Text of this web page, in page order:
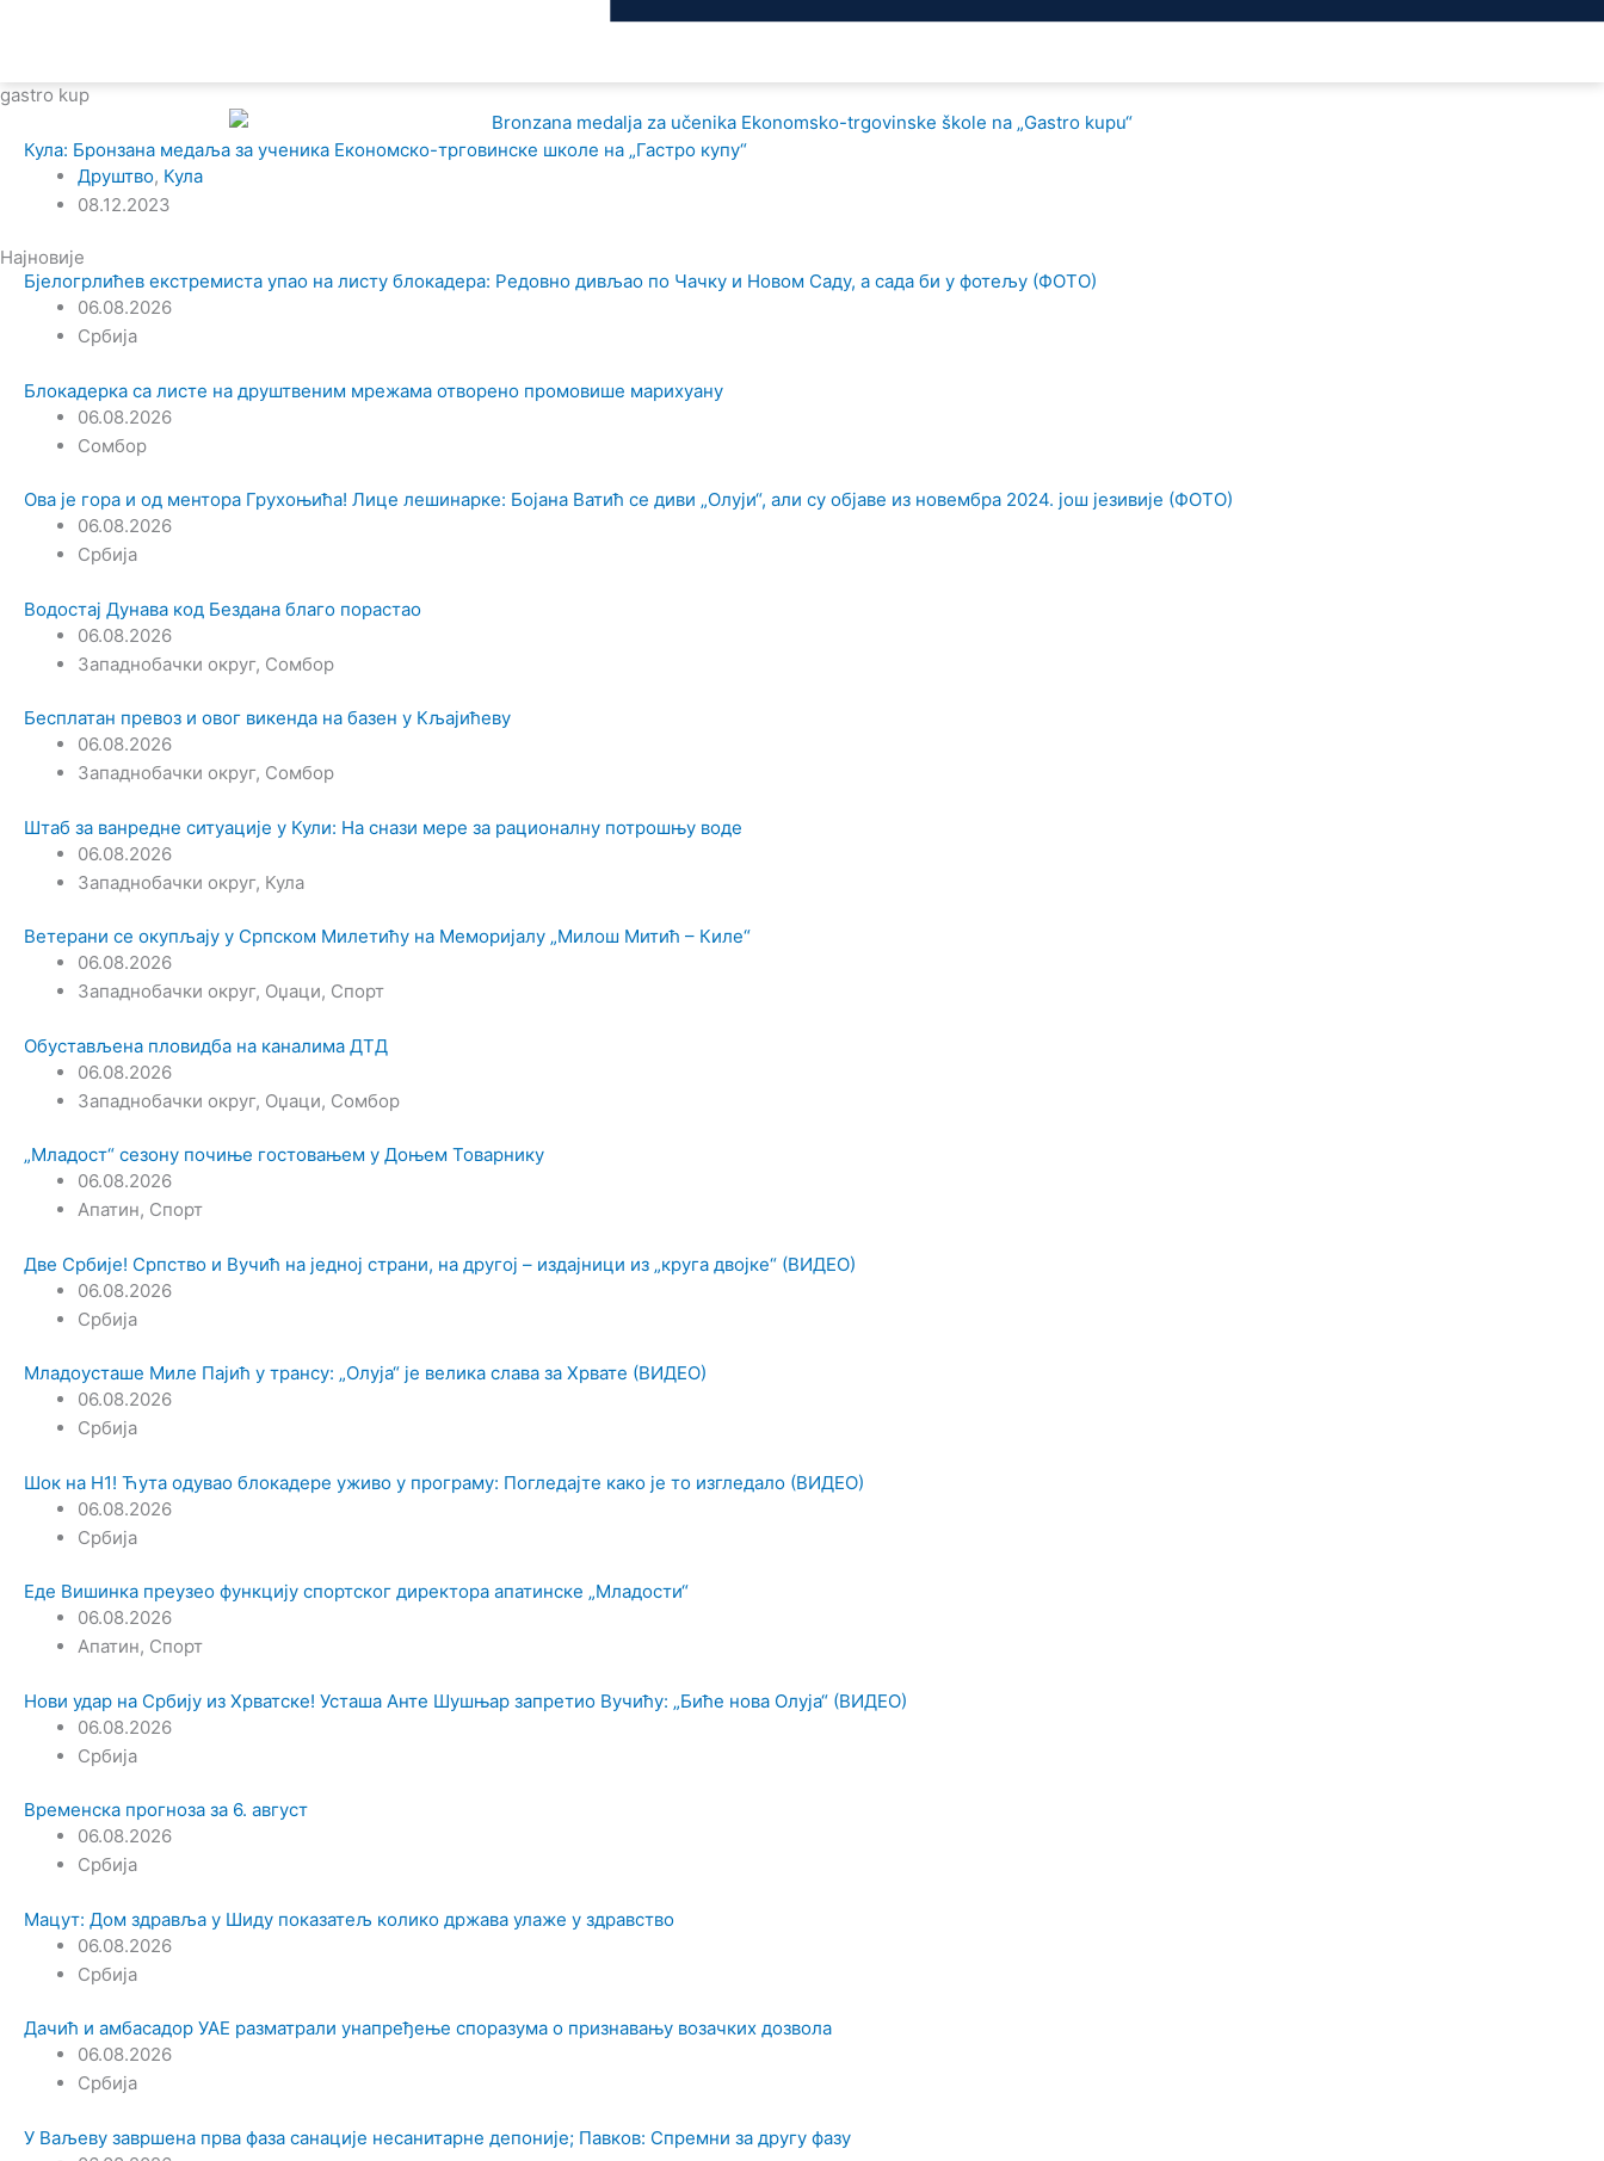
gastro kup
Кула: Бронзана медаља за ученика Економско-трговинске школе на „Гастро купу“
Друштво, Кула
08.12.2023
Најновије
Бјелогрлићев екстремиста упао на листу блокадера: Редовно дивљао по Чачку и Новом Саду, а сада би у фотељу (ФОТО)
06.08.2026
Србија
Блокадерка са листе на друштвеним мрежама отворено промовише марихуану
06.08.2026
Сомбор
Ова је гора и од ментора Грухоњића! Лице лешинарке: Бојана Ватић се диви „Олуји“, али су објаве из новембра 2024. још језивије (ФОТО)
06.08.2026
Србија
Водостај Дунава код Бездана благо порастао
06.08.2026
Западнобачки округ, Сомбор
Бесплатан превоз и овог викенда на базен у Кљајићеву
06.08.2026
Западнобачки округ, Сомбор
Штаб за ванредне ситуације у Кули: На снази мере за рационалну потрошњу воде
06.08.2026
Западнобачки округ, Кула
Ветерани се окупљају у Српском Милетићу на Меморијалу „Милош Митић – Киле“
06.08.2026
Западнобачки округ, Оџаци, Спорт
Обустављена пловидба на каналима ДТД
06.08.2026
Западнобачки округ, Оџаци, Сомбор
„Младост“ сезону почиње гостовањем у Доњем Товарнику
06.08.2026
Апатин, Спорт
Две Србије! Српство и Вучић на једној страни, на другој – издајници из „круга двојке“ (ВИДЕО)
06.08.2026
Србија
Младоусташе Миле Пајић у трансу: „Олуја“ је велика слава за Хрвате (ВИДЕО)
06.08.2026
Србија
Шок на Н1! Ћута одувао блокадере уживо у програму: Погледајте како је то изгледало (ВИДЕО)
06.08.2026
Србија
Еде Вишинка преузео функцију спортског директора апатинске „Младости“
06.08.2026
Апатин, Спорт
Нови удар на Србију из Хрватске! Усташа Анте Шушњар запретио Вучићу: „Биће нова Олуја“ (ВИДЕО)
06.08.2026
Србија
Временска прогноза за 6. август
06.08.2026
Србија
Мацут: Дом здравља у Шиду показатељ колико држава улаже у здравство
06.08.2026
Србија
Дачић и амбасадор УАЕ разматрали унапређење споразума о признавању возачких дозвола
06.08.2026
Србија
У Ваљеву завршена прва фаза санације несанитарне депоније; Павков: Спремни за другу фазу